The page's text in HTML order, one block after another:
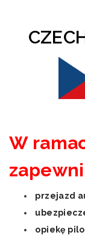
W
przejazd
opiekę